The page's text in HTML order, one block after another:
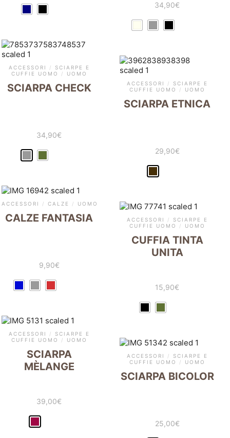
34,90€
ACCESSORI /
SCIARPE E
CUFFIE UOMO
/ UOMO
SCIARPA CHECK
34,90€
ACCESSORI /
SCIARPE E
CUFFIE UOMO
/ UOMO
SCIARPA ETNICA
29,90€
ACCESSORI / CALZE / UOMO
CALZE FANTASIA
9,90€
ACCESSORI /
SCIARPE E
CUFFIE UOMO
/ UOMO
CUFFIA TINTA
UNITA
15,90€
ACCESSORI /
SCIARPE E
CUFFIE UOMO
/ UOMO
SCIARPA
MÈLANGE
39,00€
ACCESSORI /
SCIARPE E
CUFFIE UOMO
/ UOMO
SCIARPA BICOLOR
25,00€